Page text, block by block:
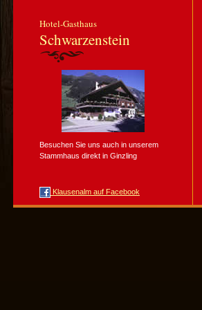
Hotel-Gasthaus
Schwarzenstein
Besuchen Sie uns auch in unserem
Stammhaus direkt in Ginzling
Klausenalm auf Facebook